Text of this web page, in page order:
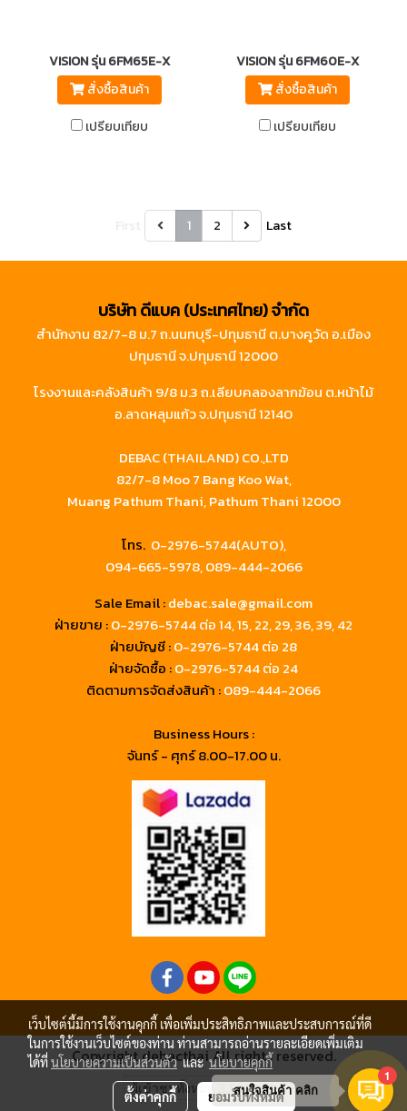
VISION รุ่น 6FM65E-X
สั่งซื้อสินค้า
เปรียบเทียบ
VISION รุ่น 6FM60E-X
สั่งซื้อสินค้า
เปรียบเทียบ
1 2 Last
บริษัท ดีแบค (ประเทศไทย) จำกัด
สำนักงาน 82/7-8 ม.7 ถ.นนทบุรี-ปทุมธานี ต.บางคูวัด อ.เมือง
ปทุมธานี จ.ปทุมธานี 12000
โรงงานและคลังสินค้า 9/8 ม.3 ถ.เลียบคลองลากฆ้อน ต.หน้าไม้
อ.ลาดหลุมแก้ว จ.ปทุมธานี 12140
DEBAC (THAILAND) CO.,LTD
82/7-8 Moo 7 Bang Koo Wat,
Muang Pathum Thani, Pathum Thani 12000
โทร. 0-2976-5744(AUTO),
094-665-5978,089-444-2066
Sale Email :debac.sale@gmail.com
ฝ่ายขาย :0-2976-5744ต่อ 14, 15, 22, 29, 36, 39, 42
ฝ่ายบัญชี :0-2976-5744 ต่อ 28
ฝ่ายจัดซื้อ :0-2976-5744 ต่อ 24
ติดตามการจัดส่งสินค้า :089-444-2066
Business Hours :
จันทร์ - ศุกร์ 8.00-17.00 น.
Copyright debacthai All rights reserved.
ผู้เข้าชมทั้งหมด 3,508,273
เว็บไซต์นี้มีการใช้งานคุกกี้ เพื่อเพิ่มประสิทธิภาพและประสบการณ์ที่ดี
ในการใช้งานเว็บไซต์ของท่าน ท่านสามารถอ่านรายละเอียดเพิ่มเติม
ได้ที่นโยบายความเป็นส่วนตัวและนโยบายคุกกี้
ตั้งค่าคุกกี้ ยอมรับทั้งหมด
1
สนใจสินค้า คลิก